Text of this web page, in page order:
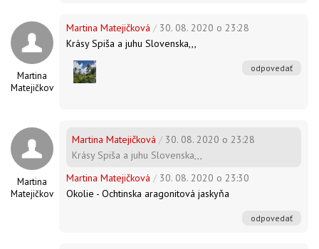
Martina
Matejičková
Martina Matejičková / 30. 08. 2020 o 23:28
Krásy Spiša a juhu Slovenska,,,
odpovedať
Martina
Matejičková
Martina Matejičková / 30. 08. 2020 o 23:28
Krásy Spiša a juhu Slovenska,,,
Martina Matejičková / 30. 08. 2020 o 23:30
Okolie - Ochtinska aragonitová jaskyňa
odpovedať